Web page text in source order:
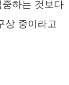
하는 것보다
상 중이라고